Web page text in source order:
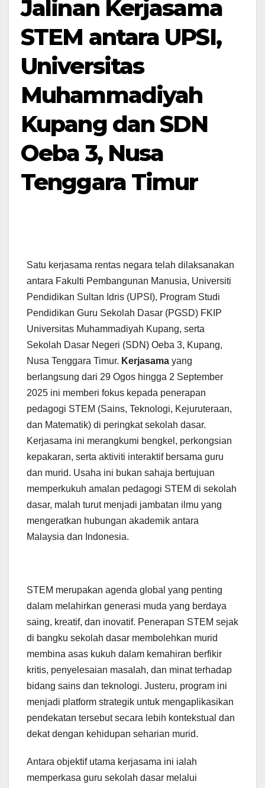
Jalinan Kerjasama
STEM antara UPSI,
Universitas
Muhammadiyah
Kupang dan SDN
Oeba 3, Nusa
Tenggara Timur
Satu kerjasama rentas negara telah dilaksanakan
antara Fakulti Pembangunan Manusia, Universiti
Pendidikan Sultan Idris (UPSI), Program Studi
Pendidikan Guru Sekolah Dasar (PGSD) FKIP
Universitas Muhammadiyah Kupang, serta
Sekolah Dasar Negeri (SDN) Oeba 3, Kupang,
Nusa Tenggara Timur. Kerjasama yang
berlangsung dari 29 Ogos hingga 2 September
2025 ini memberi fokus kepada penerapan
pedagogi STEM (Sains, Teknologi, Kejuruteraan,
dan Matematik) di peringkat sekolah dasar.
Kerjasama ini merangkumi bengkel, perkongsian
kepakaran, serta aktiviti interaktif bersama guru
dan murid. Usaha ini bukan sahaja bertujuan
memperkukuh amalan pedagogi STEM di sekolah
dasar, malah turut menjadi jambatan ilmu yang
mengeratkan hubungan akademik antara
Malaysia dan Indonesia.
STEM merupakan agenda global yang penting
dalam melahirkan generasi muda yang berdaya
saing, kreatif, dan inovatif. Penerapan STEM sejak
di bangku sekolah dasar membolehkan murid
membina asas kukuh dalam kemahiran berfikir
kritis, penyelesaian masalah, dan minat terhadap
bidang sains dan teknologi. Justeru, program ini
menjadi platform strategik untuk mengaplikasikan
pendekatan tersebut secara lebih kontekstual dan
dekat dengan kehidupan seharian murid.
Antara objektif utama kerjasama ini ialah
memperkasa guru sekolah dasar melalui